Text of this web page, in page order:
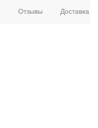
Отзывы Доставка